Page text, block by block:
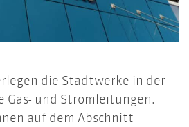
die Stadtwerke in der
Gas- und Stromleitungen.
auf dem Abschnitt